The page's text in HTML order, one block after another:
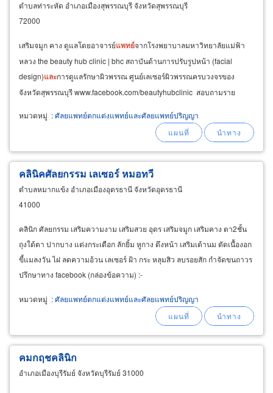
ตำบลท่าระหัด อำเภอเมืองสุพรรณบุรี จังหวัดสุพรรณบุรี
72000
เสริมจมูก คาง ดูแลโดยอาจารย์แพทย์จากโรงพยาบาลมหาวิทยาลัยแม่ฟ้า
หลวง the beauty hub clinic | bhc สถาบันด้านการปรับรูปหน้า (facial
design)และการดูแลรักษาผิวพรรณ ศูนย์เลเซอร์ผิวพรรณครบวงจรของ
จังหวัดสุพรรณบุรี www.facebook.com/beautyhubclinic สอบถามราย
หมวดหมู่ :ศัลยแพทย์ตกแต่งแพทย์และศัลยแพทย์ปริญญา
คลินิคศัลยกรรม เลเซอร์ หมอทวี
ตำบลหมากแข้ง อำเภอเมืองอุดรธานี จังหวัดอุดรธานี
41000
คลินิก ศัลยกรรม เสริมความงาม เสริมสวย อุดร เสริมจมูก เสริมคาง ตา2ชั้น
ถุงใต้ตา ปากบาง แต่งกระเดือก ลักยิ้ม หูกาง ดึงหน้า เสริมเต้านม ตัดเนื้องอก
ขี้แมลงวัน ไฝ ลดความอ้วน เลเซอร์ ฝ้า กระ หลุมสิว ลบรอยสัก กำจัดขนถาวร
ปรึกษาทาง facebook (กล่องข้อความ) :-
หมวดหมู่ :ศัลยแพทย์ตกแต่งแพทย์และศัลยแพทย์ปริญญา
คมกฤชคลินิก
อำเภอเมืองบุรีรัมย์ จังหวัดบุรีรัมย์ 31000